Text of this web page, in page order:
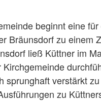
beginnt eine
Bräunsdorf zu einem
ließ Küttner im
verstärkt
zu